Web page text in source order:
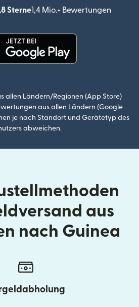
Sterne1,4 Mio.+ Bewertungen
allen Ländern/Regionen (App Store)
aus allen Ländern (Google
je nach Standort und Gerätetyp des
abweichen.
aus
nach Guinea